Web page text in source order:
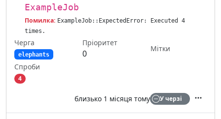
ExampleJob
Помилка: ExampleJob::ExpectedError: Executed 4
times.
Черга
elephants
Пріоритет
0
Мітки
Спроби
4
близько 1 місяця тому У черзі